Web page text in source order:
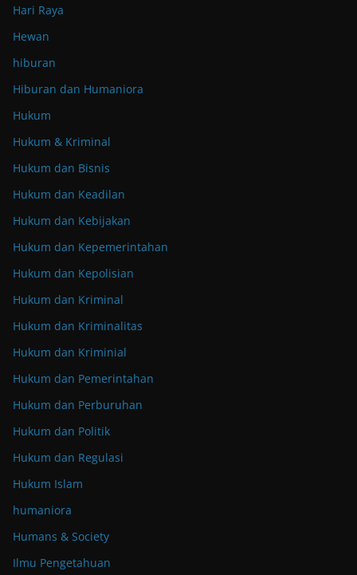
Hari Raya
Hewan
hiburan
Hiburan dan Humaniora
Hukum
Hukum & Kriminal
Hukum dan Bisnis
Hukum dan Keadilan
Hukum dan Kebijakan
Hukum dan Kepemerintahan
Hukum dan Kepolisian
Hukum dan Kriminal
Hukum dan Kriminalitas
Hukum dan Kriminial
Hukum dan Pemerintahan
Hukum dan Perburuhan
Hukum dan Politik
Hukum dan Regulasi
Hukum Islam
humaniora
Humans & Society
Ilmu Pengetahuan